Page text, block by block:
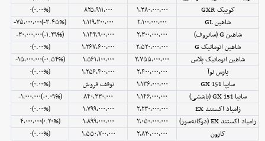
کوییک GXR
۱,۳۸۰,۰۰۰,۰۰۰ ۸۲۵,۹۱۱,۰۰۰
(۰.۰۰%)۰
شاهین GL
۲,۱۰۰,۰۰۰,۰۰۰ ۱,۱۱۹,۳۰۰,۰۰۰
(‎-۳.۴۵%‌)‎-۷۵,۰۰۰,۰۰۰‌
شاهین G (سانروف)
۲,۳۰۰,۰۰۰,۰۰۰ ۱,۱۴۴,۹۰۰,۰۰۰
(‎-۱.۲۹%‌)‎-۳۰,۰۰۰,۰۰۰‌
شاهین اتوماتیک G
۲,۵۲۰,۰۰۰,۰۰۰ ۱,۲۶۷,۶۰۰,۰۰۰
(۰.۰۰%)۰
شاهین اتوماتیک پلاس
۲,۷۵۵,۰۰۰,۰۰۰ ۱,۵۶۱,۱۰۰,۰۰۰
(‎-۰.۵۴%‌)‎-۱۵,۰۰۰,۰۰۰‌
پارس نوآ
۲,۴۰۰,۰۰۰,۰۰۰ ۱,۲۵۶,۴۰۰,۰۰۰
(۰.۰۰%)۰
سایپا 151 GX
۱,۱۳۶,۰۰۰,۰۰۰ توقف فروش
(۰.۰۰%)۰
سایپا 151 GX (پاششی)
۱,۱۴۶,۰۰۰,۰۰۰ ۸۴۰,۳۳۰,۰۰۰
(‎-۰.۰۹%‌)‎-۱,۰۰۰,۰۰۰‌
زامیاد اکستند EX
۲,۲۳۰,۰۰۰,۰۰۰ ۱,۷۹۹,۰۰۰,۰۰۰
(۰.۰۰%)۰
زامیاد اکستند EX (دوگانه‌سوز)
۲,۰۵۰,۰۰۰,۰۰۰ ۱,۸۹۹,۰۰۰,۰۰۰
(‎۰.۲۰%‌)‎۴,۰۰۰,۰۰۰‌
کارون
۲,۸۲۰,۰۰۰,۰۰۰ ۱,۵۵۰,۷۰۰,۰۰۰ (۰.۰۰%)۰